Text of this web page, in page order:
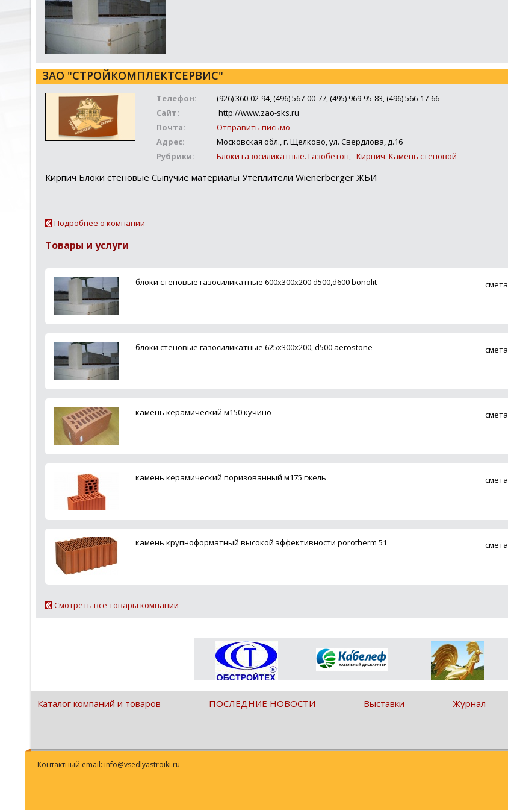
ЗАО "СТРОЙКОМПЛЕКТСЕРВИС"
Телефон:
(926) 360-02-94, (496) 567-00-77, (495) 969-95-83, (496) 566-17-66
Сайт:
http://www.zao-sks.ru
Почта:
Отправить письмо
Адрес:
Московская обл., г. Щелково, ул. Свердлова, д.16
Рубрики:
Блоки газосиликатные. Газобетон, Кирпич. Камень стеновой
Кирпич Блоки стеновые Сыпучие материалы Утеплители Wienerberger ЖБИ
Подробнее о компании
Товары и услуги
блоки стеновые газосиликатные 600х300х200 d500,d600 bonolit смета
блоки стеновые газосиликатные 625х300х200, d500 aerostone смета
камень керамический м150 кучино смета
камень керамический поризованный м175 гжель смета
камень крупноформатный высокой эффективности porotherm 51 смета
Смотреть все товары компании
Каталог компаний и товаров ПОСЛЕДНИЕ НОВОСТИ Выставки Журнал
Контактный email: info@vsedlyastroiki.ru